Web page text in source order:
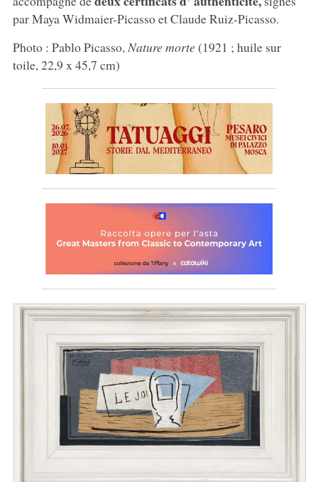
par Maya Widmaier-Picasso et Claude Ruiz-Picasso.
Photo : Pablo Picasso, Nature morte(1921 ; huile sur
toile, 22,9 x 45,7 cm)